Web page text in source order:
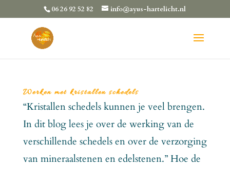
06 26 92 52 82 info@ayus-hartelicht.nl
Werken met kristallen schedels
“Kristallen schedels kunnen je veel brengen.
In dit blog lees je over de werking van de
verschillende schedels en over de verzorging
van mineraalstenen en edelstenen.” Hoe de